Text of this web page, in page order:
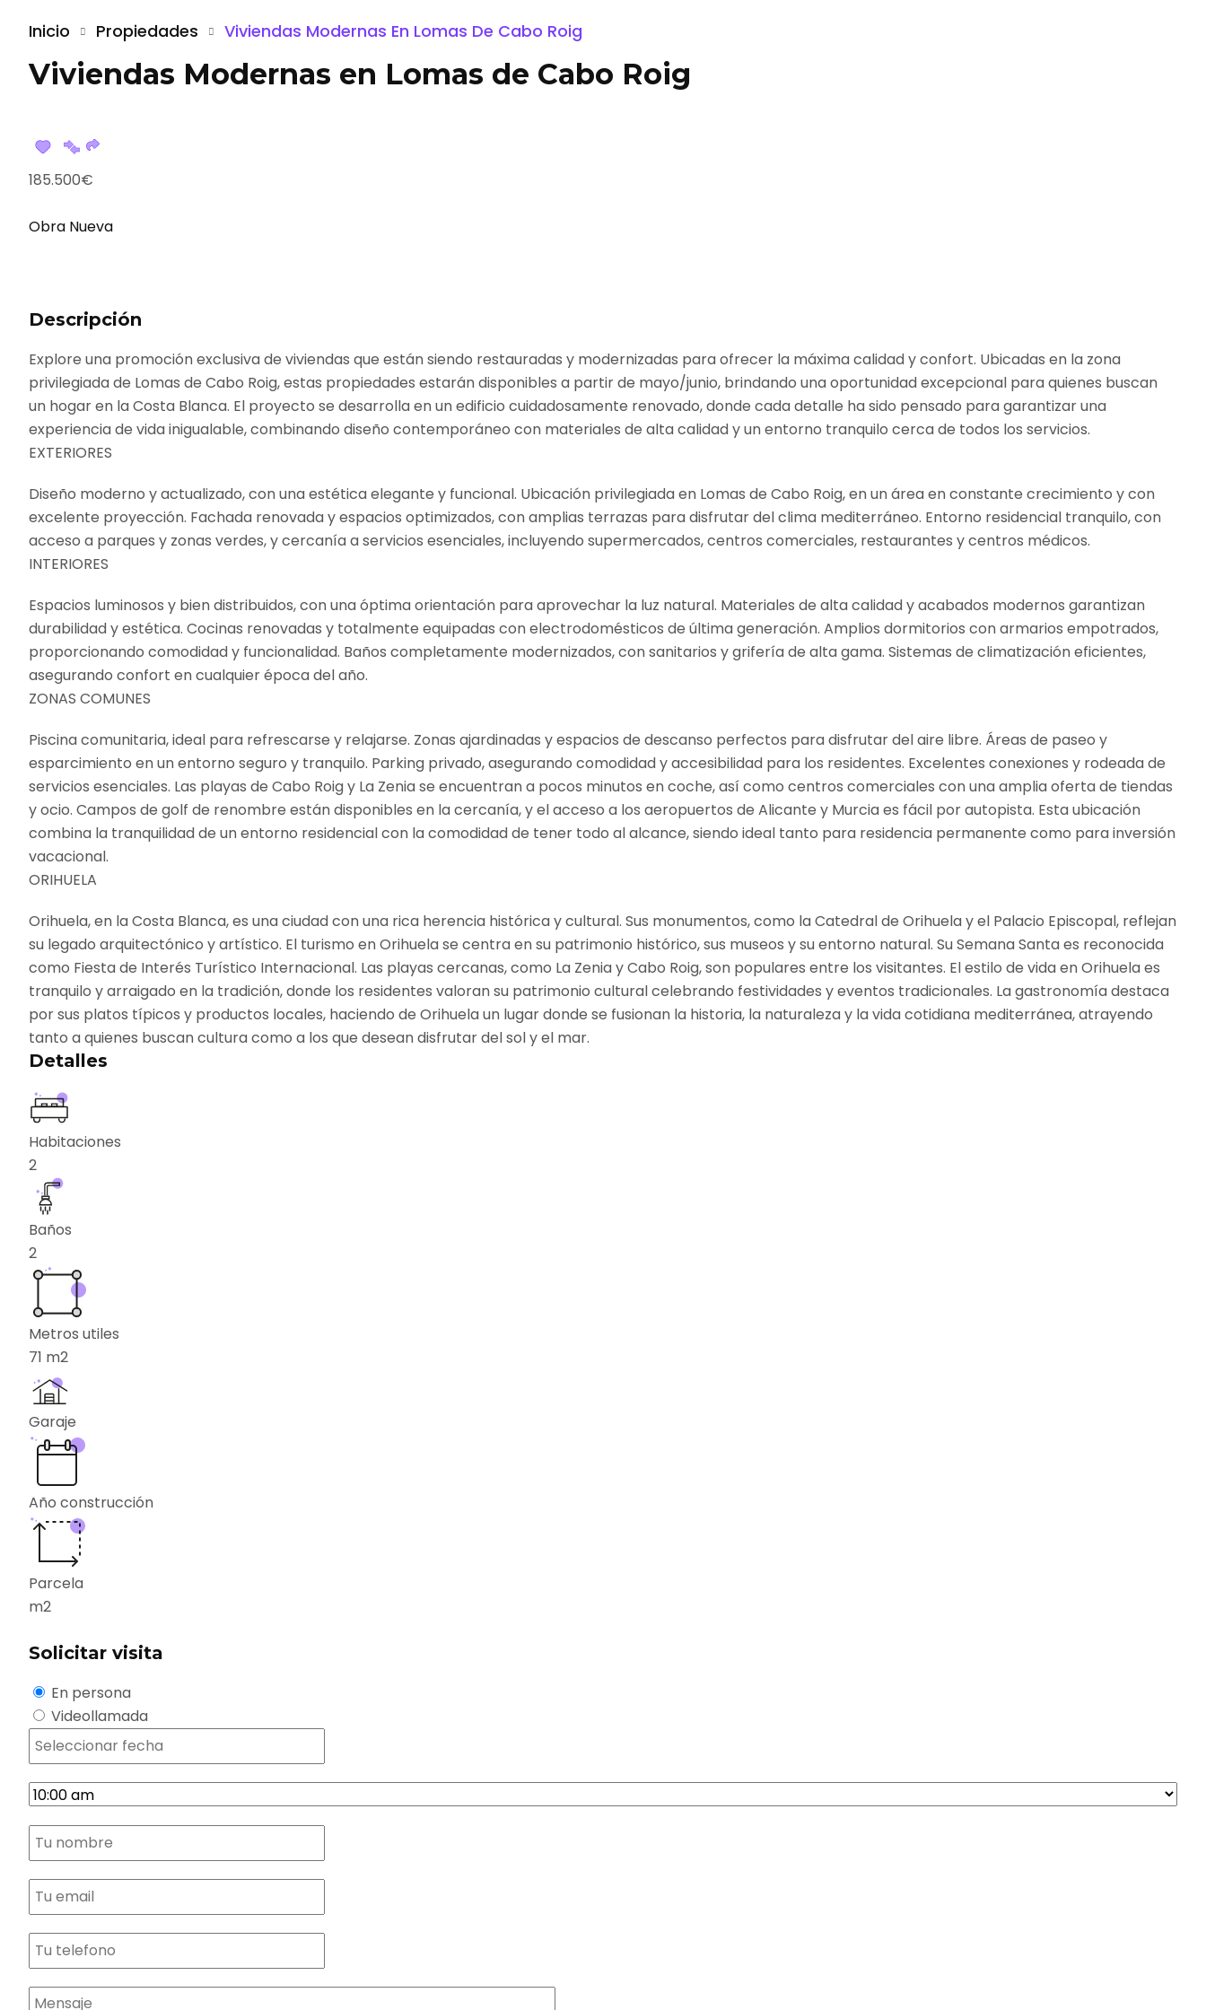
Inicio Propiedades Viviendas Modernas En Lomas De Cabo Roig
Viviendas Modernas en Lomas de Cabo Roig
185.500€
Obra Nueva
Descripción
Explore una promoción exclusiva de viviendas que están siendo restauradas y modernizadas para ofrecer la máxima calidad y confort. Ubicadas en la zona
privilegiada de Lomas de Cabo Roig, estas propiedades estarán disponibles a partir de mayo/junio, brindando una oportunidad excepcional para quienes buscan
un hogar en la Costa Blanca. El proyecto se desarrolla en un edificio cuidadosamente renovado, donde cada detalle ha sido pensado para garantizar una
experiencia de vida inigualable, combinando diseño contemporáneo con materiales de alta calidad y un entorno tranquilo cerca de todos los servicios.
EXTERIORES
Diseño moderno y actualizado, con una estética elegante y funcional. Ubicación privilegiada en Lomas de Cabo Roig, en un área en constante crecimiento y con
excelente proyección. Fachada renovada y espacios optimizados, con amplias terrazas para disfrutar del clima mediterráneo. Entorno residencial tranquilo, con
acceso a parques y zonas verdes, y cercanía a servicios esenciales, incluyendo supermercados, centros comerciales, restaurantes y centros médicos.
INTERIORES
Espacios luminosos y bien distribuidos, con una óptima orientación para aprovechar la luz natural. Materiales de alta calidad y acabados modernos garantizan
durabilidad y estética. Cocinas renovadas y totalmente equipadas con electrodomésticos de última generación. Amplios dormitorios con armarios empotrados,
proporcionando comodidad y funcionalidad. Baños completamente modernizados, con sanitarios y grifería de alta gama. Sistemas de climatización eficientes,
asegurando confort en cualquier época del año.
ZONAS COMUNES
Piscina comunitaria, ideal para refrescarse y relajarse. Zonas ajardinadas y espacios de descanso perfectos para disfrutar del aire libre. Áreas de paseo y
esparcimiento en un entorno seguro y tranquilo. Parking privado, asegurando comodidad y accesibilidad para los residentes. Excelentes conexiones y rodeada de
servicios esenciales. Las playas de Cabo Roig y La Zenia se encuentran a pocos minutos en coche, así como centros comerciales con una amplia oferta de tiendas
y ocio. Campos de golf de renombre están disponibles en la cercanía, y el acceso a los aeropuertos de Alicante y Murcia es fácil por autopista. Esta ubicación
combina la tranquilidad de un entorno residencial con la comodidad de tener todo al alcance, siendo ideal tanto para residencia permanente como para inversión
vacacional.
ORIHUELA
Orihuela, en la Costa Blanca, es una ciudad con una rica herencia histórica y cultural. Sus monumentos, como la Catedral de Orihuela y el Palacio Episcopal, reflejan
su legado arquitectónico y artístico. El turismo en Orihuela se centra en su patrimonio histórico, sus museos y su entorno natural. Su Semana Santa es reconocida
como Fiesta de Interés Turístico Internacional. Las playas cercanas, como La Zenia y Cabo Roig, son populares entre los visitantes. El estilo de vida en Orihuela es
tranquilo y arraigado en la tradición, donde los residentes valoran su patrimonio cultural celebrando festividades y eventos tradicionales. La gastronomía destaca
por sus platos típicos y productos locales, haciendo de Orihuela un lugar donde se fusionan la historia, la naturaleza y la vida cotidiana mediterránea, atrayendo
tanto a quienes buscan cultura como a los que desean disfrutar del sol y el mar.
Detalles
Habitaciones
2
Baños
2
Metros utiles
71 m2
Garaje
Año construcción
Parcela
m2
Solicitar visita
En persona
Videollamada